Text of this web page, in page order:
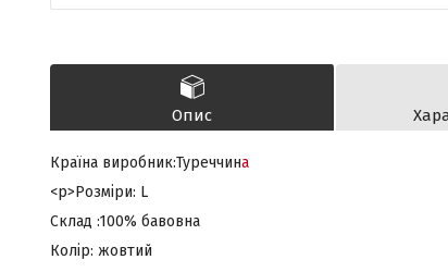
Опис
Країна виробник:Туреччина
<p>Розміри: L
Склад :100% бавовна
Колір: жовтий